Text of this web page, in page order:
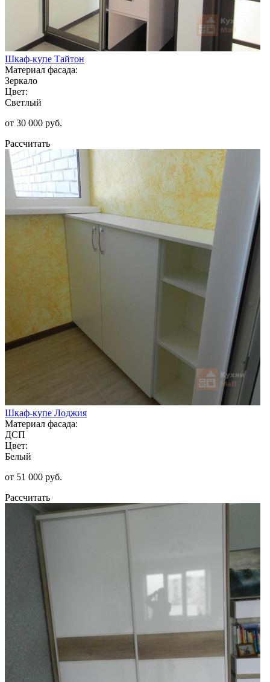
Шкаф-купе Тайтон
Материал фасада:
Зеркало
Цвет:
Светлый
от 30 000 руб.
Рассчитать
Шкаф-купе Лоджия
Материал фасада:
ДСП
Цвет:
Белый
от 51 000 руб.
Рассчитать